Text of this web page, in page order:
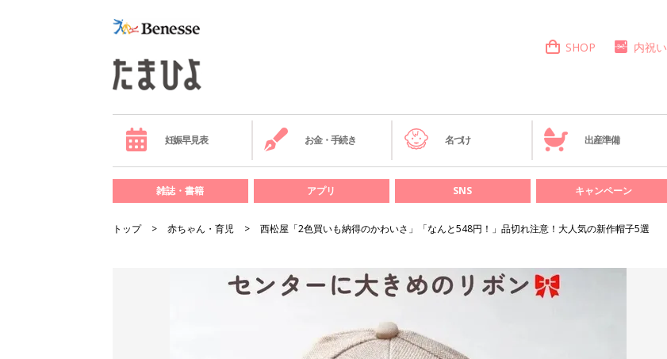
SHOP 内祝い
妊娠早見表 お金・手続き 名づけ 出産準備
雑誌・書籍 アプリ SNS キャンペーン
トップ 赤ちゃん・育児 西松屋「2色買いも納得のかわいさ」「なんと548円！」品切れ注意！大人気の新作帽子5選